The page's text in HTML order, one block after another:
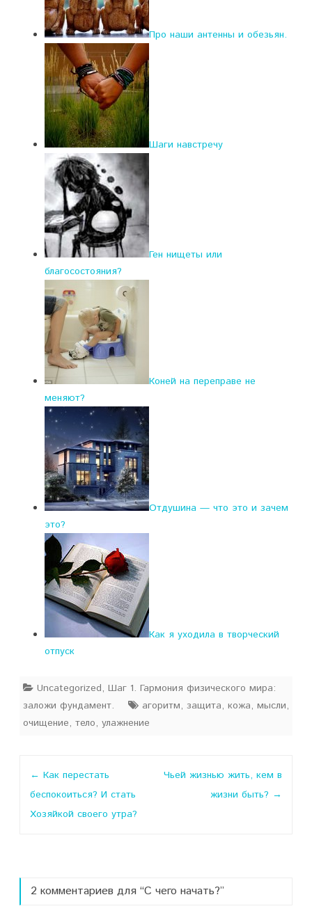
Про наши антенны и обезьян.
Шаги навстречу
Ген нищеты или
благосостояния?
Коней на переправе не
меняют?
Отдушина — что это и зачем
это?
Как я уходила в творческий
отпуск
Uncategorized, Шаг 1. Гармония физического мира:
заложи фундамент.
агоритм, защита, кожа, мысли,
очищение, тело, улажнение
← Как перестать
беспокоиться? И стать
Хозяйкой своего утра?
Чьей жизнью жить, кем в
жизни быть? →
2 комментариев для “С чего начать?”